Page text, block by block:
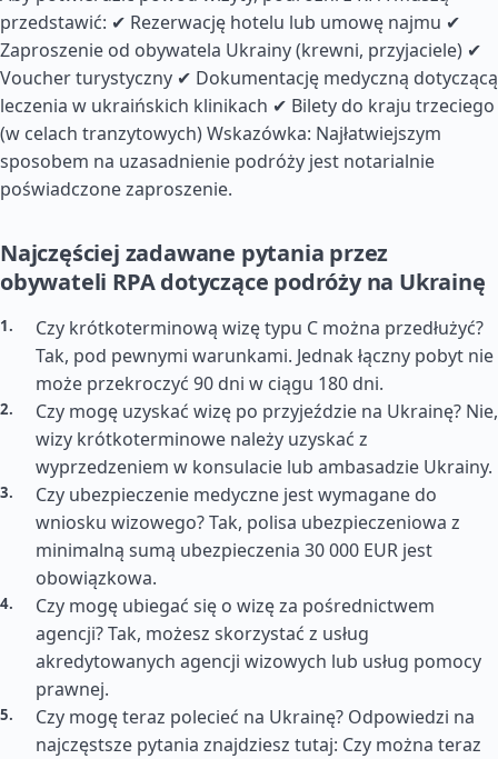
przedstawić: ✔ Rezerwację hotelu lub umowę najmu ✔
Zaproszenie od obywatela Ukrainy (krewni, przyjaciele) ✔
Voucher turystyczny ✔ Dokumentację medyczną dotyczącą
leczenia w ukraińskich klinikach ✔ Bilety do kraju trzeciego
(w celach tranzytowych) Wskazówka: Najłatwiejszym
sposobem na uzasadnienie podróży jest notarialnie
poświadczone zaproszenie.
Najczęściej zadawane pytania przez
obywateli RPA dotyczące podróży na Ukrainę
Czy krótkoterminową wizę typu C można przedłużyć?
Tak, pod pewnymi warunkami. Jednak łączny pobyt nie
może przekroczyć 90 dni w ciągu 180 dni.
Czy mogę uzyskać wizę po przyjeździe na Ukrainę? Nie,
wizy krótkoterminowe należy uzyskać z
wyprzedzeniem w konsulacie lub ambasadzie Ukrainy.
Czy ubezpieczenie medyczne jest wymagane do
wniosku wizowego? Tak, polisa ubezpieczeniowa z
minimalną sumą ubezpieczenia 30 000 EUR jest
obowiązkowa.
Czy mogę ubiegać się o wizę za pośrednictwem
agencji? Tak, możesz skorzystać z usług
akredytowanych agencji wizowych lub usług pomocy
prawnej.
Czy mogę teraz polecieć na Ukrainę? Odpowiedzi na
najczęstsze pytania znajdziesz tutaj: Czy można teraz